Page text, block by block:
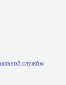
службы